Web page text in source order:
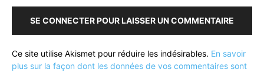
SE CONNECTER POUR LAISSER UN COMMENTAIRE
Ce site utilise Akismet pour réduire les indésirables. En savoir
plus sur la façon dont les données de vos commentaires sont